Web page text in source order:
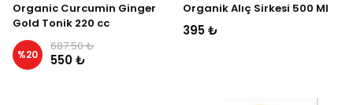
Organic Curcumin Ginger
Gold Tonik 220 cc
%20
687.50 ₺
550 ₺
Organik Alıç Sirkesi 500 Ml
395 ₺